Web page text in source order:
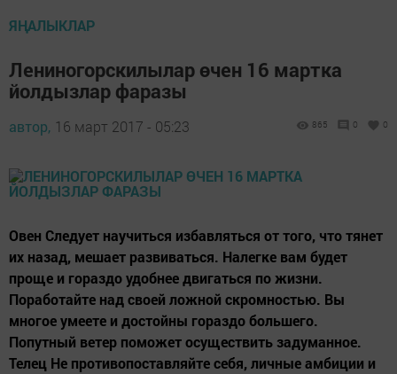
ЯҢАЛЫКЛАР
Лениногорскилылар өчен 16 мартка
йолдызлар фаразы
автор, 16 март 2017 - 05:23 865 0 0
Овен Следует научиться избавляться от того, что тянет
их назад, мешает развиваться. Налегке вам будет
проще и гораздо удобнее двигаться по жизни.
Поработайте над своей ложной скромностью. Вы
многое умеете и достойны гораздо большего.
Попутный ветер поможет осуществить задуманное.
Телец Не противопоставляйте себя, личные амбиции и